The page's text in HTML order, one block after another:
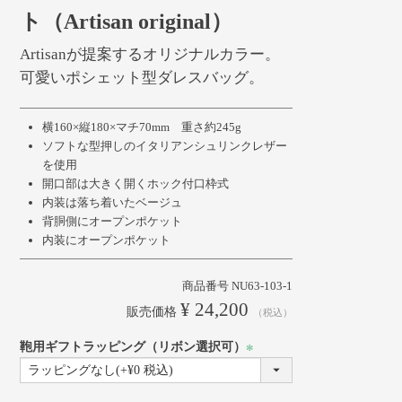
ト（Artisan original）
Artisanが提案するオリジナルカラー。
可愛いポシェット型ダレスバッグ。
横160×縦180×マチ70mm 重さ約245g
ソフトな型押しのイタリアンシュリンクレザー
を使用
開口部は大きく開くホック付口枠式
内装は落ち着いたベージュ
背胴側にオープンポケット
内装にオープンポケット
商品番号 NU63-103-1
販売価格 ¥ 24,200 税込
鞄用ギフトラッピング（リボン選択可）